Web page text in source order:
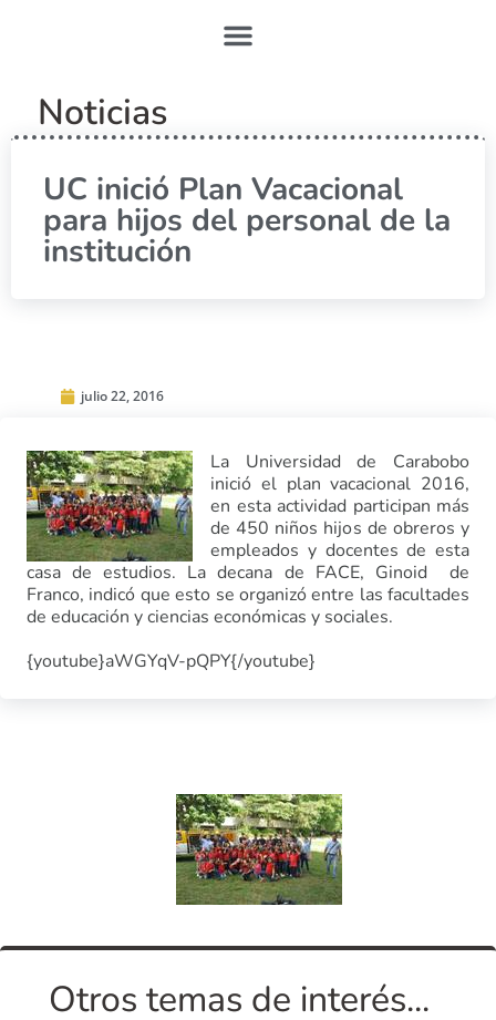
Noticias
UC inició Plan Vacacional
para hijos del personal de la
institución
julio 22, 2016
La Universidad de Carabobo
inició el plan vacacional 2016,
en esta actividad participan más
de 450 niños hijos de obreros y
empleados y docentes de esta
casa de estudios. La decana de FACE, Ginoid de
Franco, indicó que esto se organizó entre las facultades
de educación y ciencias económicas y sociales.
{youtube}aWGYqV-pQPY{/youtube}
Otros temas de interés...